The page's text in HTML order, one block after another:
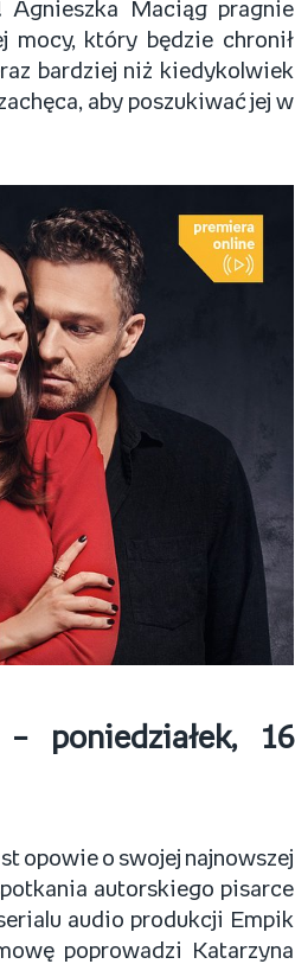
Agnieszka Maciąg pragnie
mocy, który będzie chronił
bardziej niż kiedykolwiek
aby poszukiwać jej w
poniedziałek, 16
opowie o swojej najnowszej
autorskiego pisarce
audio produkcji Empik
poprowadzi Katarzyna